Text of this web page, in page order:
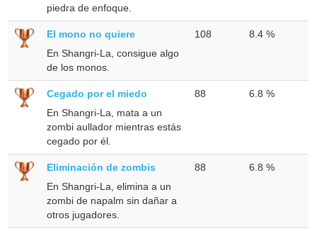
piedra de enfoque.
El mono no quiere
En Shangri-La, consigue algo
de los monos.
108 8.4 %
Cegado por el miedo
En Shangri-La, mata a un
zombi aullador mientras estás
cegado por él.
88 6.8 %
Eliminación de zombis
En Shangri-La, elimina a un
zombi de napalm sin dañar a
otros jugadores.
88 6.8 %